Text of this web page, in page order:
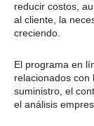
reducir costos,
al cliente, la
creciendo.
El programa en
relacionados con
suministro, el
el análisis